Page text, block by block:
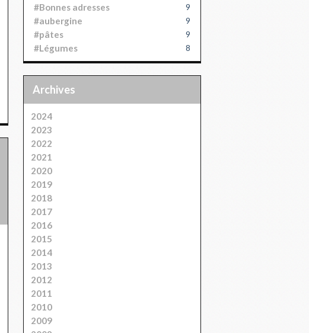
#Bonnes adresses 9
#aubergine 9
#pâtes 9
#Légumes 8
Archives
2024
2023
2022
2021
2020
2019
2018
2017
2016
2015
2014
2013
2012
2011
2010
2009